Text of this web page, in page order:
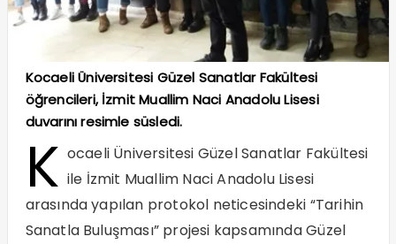
Kocaeli Üniversitesi Güzel Sanatlar Fakültesi
öğrencileri, İzmit Muallim Naci Anadolu Lisesi
duvarını resimle süsledi.
K ocaeli Üniversitesi Güzel Sanatlar Fakültesi
ile İzmit Muallim Naci Anadolu Lisesi
arasında yapılan protokol neticesindeki “Tarihin
Sanatla Buluşması” projesi kapsamında Güzel